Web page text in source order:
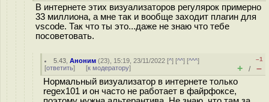
В интернете этих визуализаторов регулярок примерно
33 миллиона, а мне так и вообще заходит плагин для
vscode. Так что ты это...даже не знаю что тебе
посоветовать.
5.43 ,Аноним (23), 15:19, 23/11/2022 [^] [^^] [^^^]
[ответить] [к модератору]
–1
+ / –
Нормальный визуализатор в интернете только
regex101 и он часто не работает в файрфоксе,